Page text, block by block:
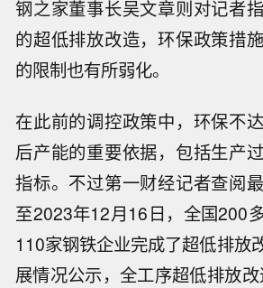
钢之家董事长吴文章则对记者
的超低排放改造，环保政策措
的限制也有所弱化。
在此前的调控政策中，环保不
后产能的重要依据，包括生产
指标。不过第一财经记者查阅
至2023年12月16日，全国200
110家钢铁企业完成了超低排放
展情况公示，全工序超低排放